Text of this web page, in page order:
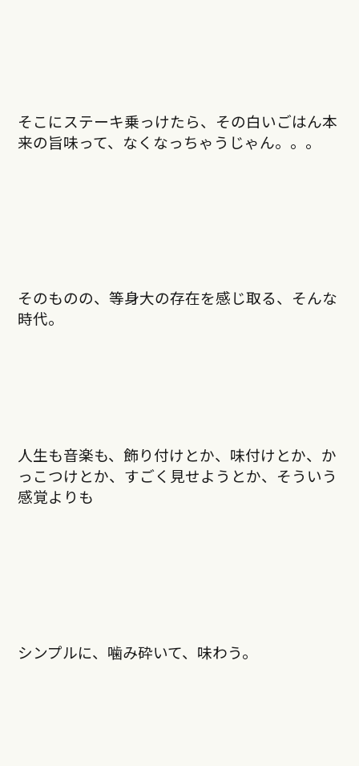
そこにステーキ乗っけたら、その白いごはん本
来の旨味って、なくなっちゃうじゃん。。。
そのものの、等身大の存在を感じ取る、そんな
時代。
人生も音楽も、飾り付けとか、味付けとか、か
っこつけとか、すごく見せようとか、そういう
感覚よりも
シンプルに、噛み砕いて、味わう。